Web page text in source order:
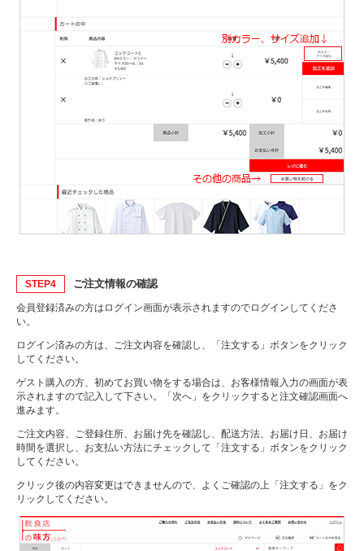
STEP4 ご注文情報の確認
会員登録済みの方はログイン画面が表示されますのでログインしてくださ
い。
ログイン済みの方は、ご注文内容を確認し、「注文する」ボタンをクリック
してください。
ゲスト購入の方、初めてお買い物をする場合は、お客様情報入力の画面が表
示されますので記入して下さい。「次へ」をクリックすると注文確認画面へ
進みます。
ご注文内容、ご登録住所、お届け先を確認し、配送方法、お届け日、お届け
時間を選択し、お支払い方法にチェックして「注文する」ボタンをクリック
してください。
クリック後の内容変更はできませんので、よくご確認の上「注文する」をク
リックしてください。